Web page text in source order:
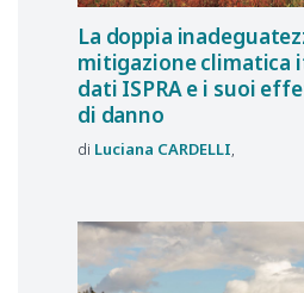
La doppia
mitigazione climatica
dati ISPRA e i suoi
di danno
Luciana CARDELLI